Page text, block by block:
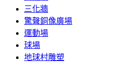
三化牆
驚聲銅像廣場
運動場
球場
地球村雕塑